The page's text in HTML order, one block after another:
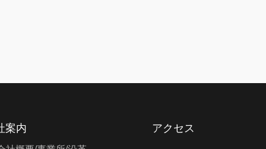
案内 アクセス